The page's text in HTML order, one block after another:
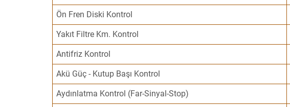
Ön Fren Diski Kontrol
Yakıt Filtre Km. Kontrol
Antifriz Kontrol
Akü Güç - Kutup Başı Kontrol
Aydınlatma Kontrol (Far-Sinyal-Stop)